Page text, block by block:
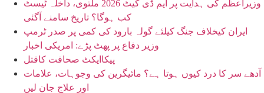
وزیراعظم کی ہدایت پر ایم ڈی کیٹ 2026 ملتوی، داخلہ ٹیسٹ
کب ہوگا؟ تاریخ سامنے آگئی
ایران کیخلاف جنگ کیلئے گولہ بارود کی کمی پر صدر ٹرمپ
وزیر دفاع پر پھٹ پڑے: امریکی اخبار
پیکاایکٹ صحافت کاقتل
آدھے سر کا درد کیوں ہوتا ہے؟ مائیگرین کی وجوہات، علامات
اور علاج جان لیں